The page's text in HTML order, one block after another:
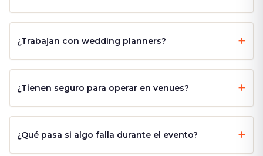
¿Trabajan con wedding planners?
¿Tienen seguro para operar en venues?
¿Qué pasa si algo falla durante el evento?